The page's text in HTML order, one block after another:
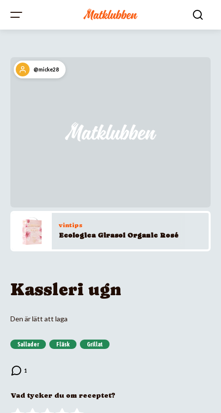
@micke28
vintips
Ecologica Girasol Organic Rosé
Kassleri ugn
Den är lätt att laga
Sallader Fläsk Grillat
Vad tycker du om receptet?